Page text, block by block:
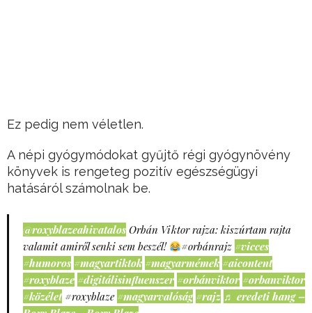
Ez pedig nem véletlen.
A népi gyógymódokat gyűjtő régi gyógynövény
könyvek is rengeteg pozitív egészségügyi
hatásáról számolnak be.
@roxyblazeahivatalos Orbán Viktor rajza: kiszúrtam rajta
valamit amiről senki sem beszél!
#orbánrajz #vicces
#humoros #magyartiktok #magyarmémek #aicontent
#roxyblaze #digitálisinfluenszer #orbánviktor #orbanviktor
#közélet #roxyblaze #magyarvalóság #rajz ♬ eredeti hang –